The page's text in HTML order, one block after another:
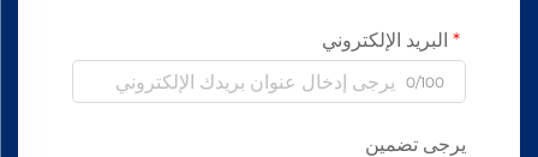
البريد الإلكتروني
0/100
يرجى تضمين